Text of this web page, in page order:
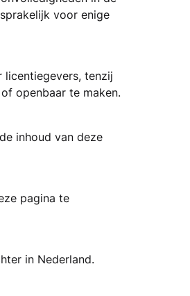
voor enige
licentiegevers, tenzij
openbaar te maken.
inhoud van deze
pagina te
in Nederland.